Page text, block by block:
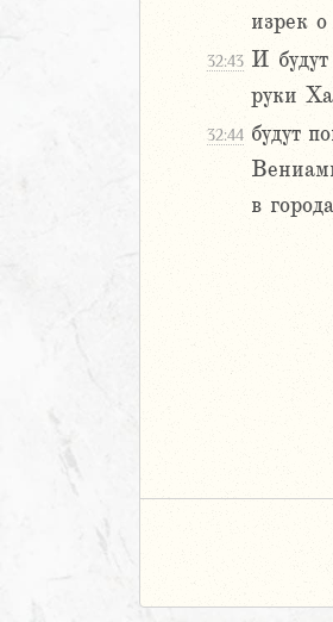
изрек
32:43 И
руки
32:44 будут
в